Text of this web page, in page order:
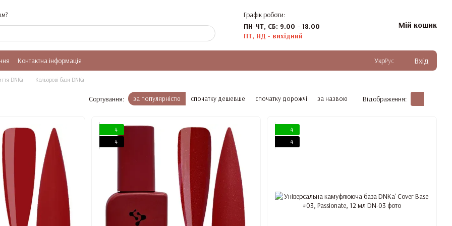
Графік роботи:
ПН-ЧТ, СБ: 9.00 - 18.00
ПТ, НД - вихідний
Мій кошик
Контактна інформація УкрРус Вхід
DNKa Кольорові бази DNKa
Сортування: за популярністю спочатку дешевше спочатку дорожчі за назвою Відображення:
4
4
4
4